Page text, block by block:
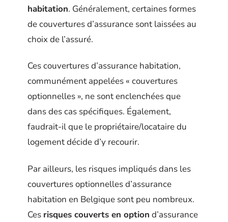
habitation. Généralement, certaines formes
de couvertures d’assurance sont laissées au
choix de l’assuré.
Ces couvertures d’assurance habitation,
communément appelées « couvertures
optionnelles », ne sont enclenchées que
dans des cas spécifiques. Également,
faudrait-il que le propriétaire/locataire du
logement décide d’y recourir.
Par ailleurs, les risques impliqués dans les
couvertures optionnelles d’assurance
habitation en Belgique sont peu nombreux.
Ces risques couverts en option d’assurance